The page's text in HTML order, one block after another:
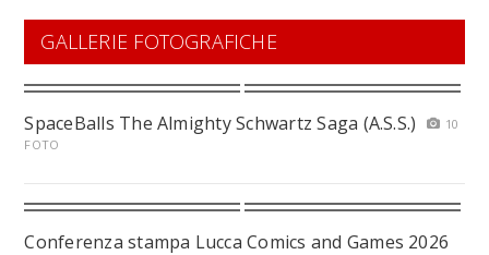
GALLERIE FOTOGRAFICHE
SpaceBalls The Almighty Schwartz Saga (A.S.S.)
10
FOTO
Conferenza stampa Lucca Comics and Games 2026